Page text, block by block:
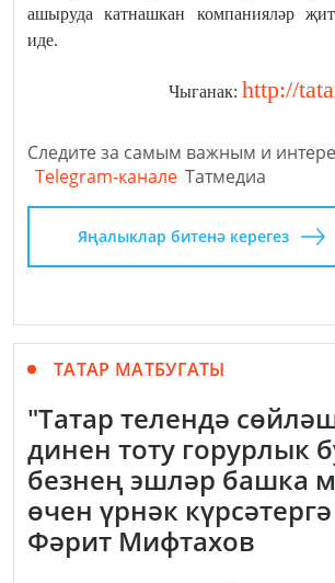
ашыруда катнашкан компанияләр
иде.
Чыганак: http://
Следите за самым важным и
Telegram-канале Татмедиа
Яңалыклар битенә керегез
ТАТАР МАТБУГАТЫ
"Татар телендә
динен тоту горурлык
безнең эшләр башка
өчен үрнәк
Фәрит Мифтахов